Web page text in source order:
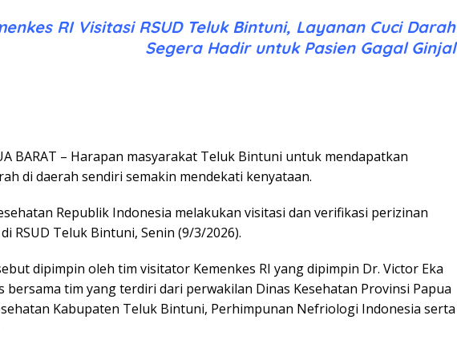
RI Visitasi RSUD Teluk Bintuni, Layanan Cuci Darah
Segera Hadir untuk Pasien Gagal Ginjal
BARAT – Harapan masyarakat Teluk Bintuni untuk mendapatkan
di daerah sendiri semakin mendekati kenyataan.
Republik Indonesia melakukan visitasi dan verifikasi perizinan
RSUD Teluk Bintuni, Senin (9/3/2026).
dipimpin oleh tim visitator Kemenkes RI yang dipimpin Dr. Victor Eka
bersama tim yang terdiri dari perwakilan Dinas Kesehatan Provinsi Papua
Kabupaten Teluk Bintuni, Perhimpunan Nefriologi Indonesia serta